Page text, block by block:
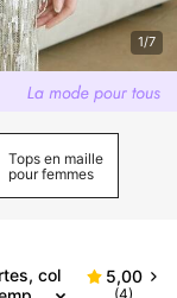
1/7
Tops en maille
pour femmes
col
5,00
(4)